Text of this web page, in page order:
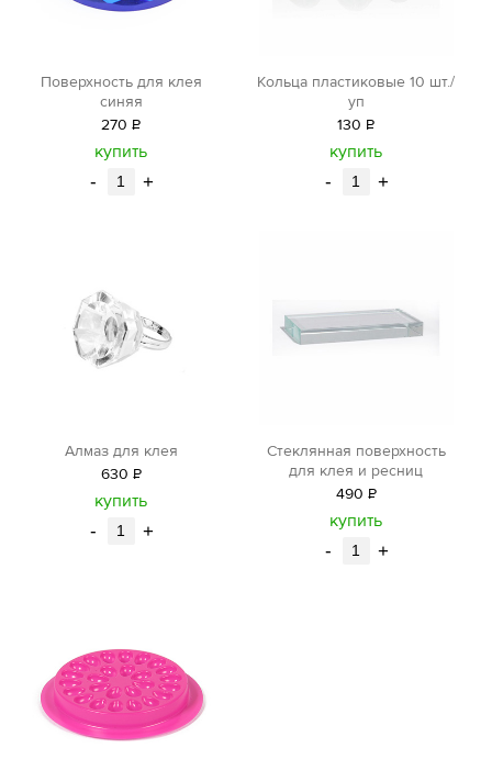
Поверхность для клея
синяя
270 Р
уб.
купить
- +
Кольца пластиковые 10 шт./
уп
130 Р
уб.
купить
- +
Алмаз для клея
630 Р
уб.
купить
- +
Стеклянная поверхность
для клея и ресниц
490 Р
уб.
купить
- +